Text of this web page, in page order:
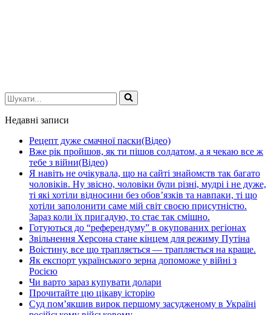
Шукати...
Недавні записи
Рецепт дуже смачної паски(Відео)
Вже рік пройшов, як ти пішов солдатом, а я чекаю все ж
тебе з війни(Відео)
Я навіть не очікувала, що на сайті знайомств так багато
чоловіків. Ну звісно, чоловіки були різні, мудрі і не дуже,
ті які хотіли відносини без обов’язків та навпаки, ті що
хотіли заполонити саме мій світ своєю присутністю.
Зараз коли їх пригадую, то стає так смішно.
Готуються до “референдуму” в окупованих регіонах
Звільнення Херсона стане кінцем для режиму Путіна
Воістину, все що трапляється — трапляється на краще.
Як експорт українського зерна допоможе у війні з
Росією
Чи варто зараз купувати долари
Прочитайте цю цікаву історію
Суд пом’якшив вирок першому засудженому в Україні